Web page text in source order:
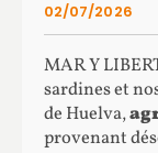
MAR Y
sardines et
de Huelva,
provenant
02/07/2026